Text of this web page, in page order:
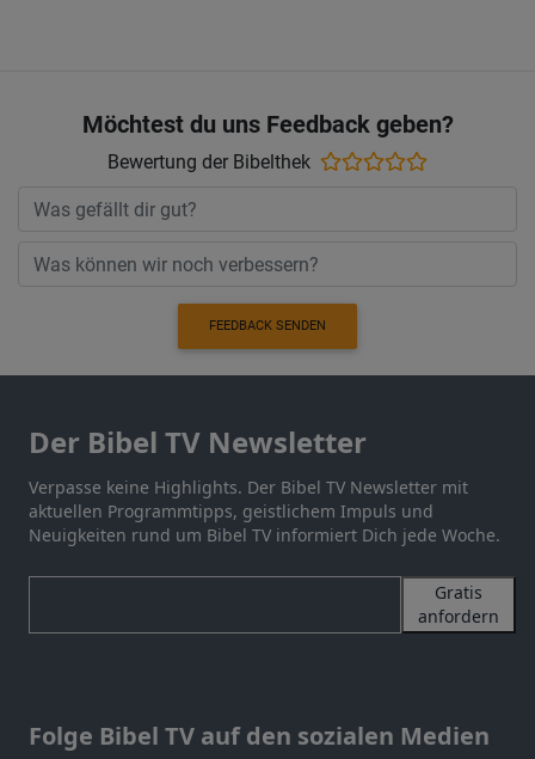
Möchtest du uns Feedback geben?
Bewertung der Bibelthek
FEEDBACK SENDEN
Der Bibel TV Newsletter
Verpasse keine Highlights. Der Bibel TV Newsletter mit
aktuellen Programmtipps, geistlichem Impuls und
Neuigkeiten rund um Bibel TV informiert Dich jede Woche.
Gratis
anfordern
Folge Bibel TV auf den sozialen Medien